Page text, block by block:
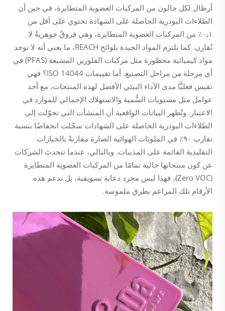
أرطال لكل جالون من المركبات العضوية المتطايرة، في حين أن
الطلاءات البودرية الحاصلة على الشهادة تحتوي على أقل من
٠٫١٪ من المركبات العضوية المتطايرة، وهي فروقٌ جوهريةٌ لا
تُقارن. كما تلتزم المواد الجيدة بلوائح REACH، ما يعني أنه لا توجد
مواد كيميائية محظورة مثل مركبات الفلورين المشبعة (PFAS) في
أي مرحلة من مراحل التصنيع. أما تقييمات ISO 14044؟ فهي
تقيس فعليًّا مدى الأداء البيئي الأفضل لهذه المنتجات، مع أخذ
عوامل مثل مستويات السُّمية والاستهلاك الإجمالي للموارد في
الاعتبار. وتُظهر البيانات الواقعية أن المنشآت التي تحوّلت إلى
الطلاءات البودرية الحاصلة على الشهادات سجّلت انخفاضًا بنسبة
تقارب ٩٠٪ في الملوثات الهوائية الضارة مقارنةً بالخيارات
التقليدية القائمة على المذيبات. وبالتالي، عندما تتحدث الشركات
عن كون منتجاتها خالية تمامًا من المركبات العضوية المتطايرة
(Zero VOC)، فهذا ليس مجرد دعاية تسويقية، بل تدعم هذه
الأرقام تلك المزاعم بطرق ملموسة.